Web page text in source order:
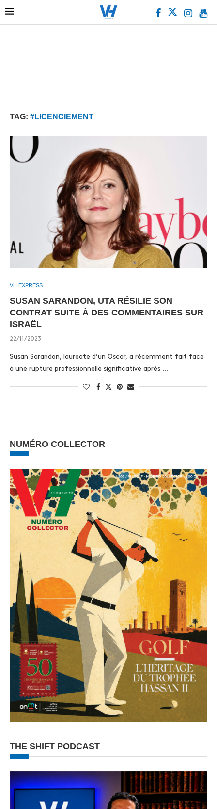
TAG: #LICENCIEMENT
VH EXPRESS
SUSAN SARANDON, UTA RÉSILIE SON
CONTRAT SUITE À DES COMMENTAIRES SUR
ISRAËL
22/11/2023
Susan Sarandon, lauréate d’un Oscar, a récemment fait face
à une rupture professionnelle significative après …
NUMÉRO COLLECTOR
THE SHIFT PODCAST